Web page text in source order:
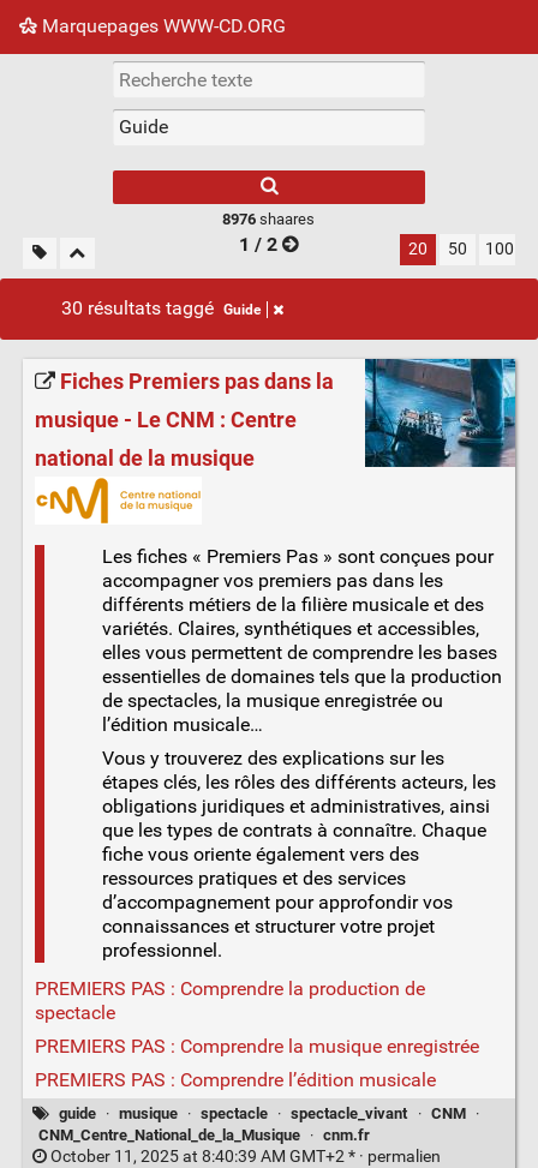
Marquepages WWW-CD.ORG
Nuage de tags Mur d'images
8976 shaares
1 / 2 20 50 100
30 résultats taggé Guide
Fiches Premiers pas dans la
musique - Le CNM : Centre
national de la musique
Les fiches « Premiers Pas » sont conçues pour
accompagner vos premiers pas dans les
différents métiers de la filière musicale et des
variétés. Claires, synthétiques et accessibles,
elles vous permettent de comprendre les bases
essentielles de domaines tels que la production
de spectacles, la musique enregistrée ou
l’édition musicale…
Vous y trouverez des explications sur les
étapes clés, les rôles des différents acteurs, les
obligations juridiques et administratives, ainsi
que les types de contrats à connaître. Chaque
fiche vous oriente également vers des
ressources pratiques et des services
d’accompagnement pour approfondir vos
connaissances et structurer votre projet
professionnel.
PREMIERS PAS : Comprendre la production de
spectacle
PREMIERS PAS : Comprendre la musique enregistrée
PREMIERS PAS : Comprendre l’édition musicale
guide · musique · spectacle · spectacle_vivant · CNM
·
CNM_Centre_National_de_la_Musique
· cnm.fr
October 11, 2025 at 8:40:39 AM GMT+2 * · permalien